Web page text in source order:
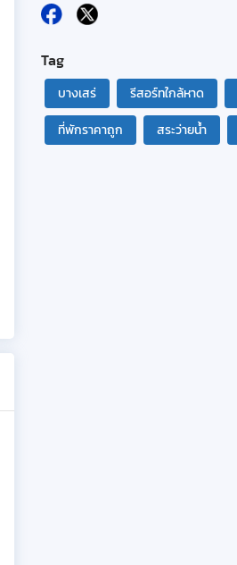
Tag
บางเสร่ รีสอร์ทใกล้หาด
ที่พักราคาถูก
สระว่ายน้ำ